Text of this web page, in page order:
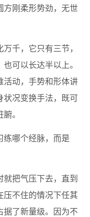
方刚柔形势劲，无世
千，它只有三节，
可以长达半以上。
活动，手势和形体讲
状况变换手法，既可
。
练哪个经脉，而是
把气压下去，直到
压不住的情况下任其
据了新量级。因为不